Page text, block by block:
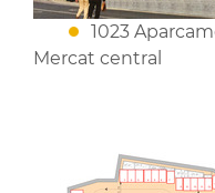
1023
Mercat central